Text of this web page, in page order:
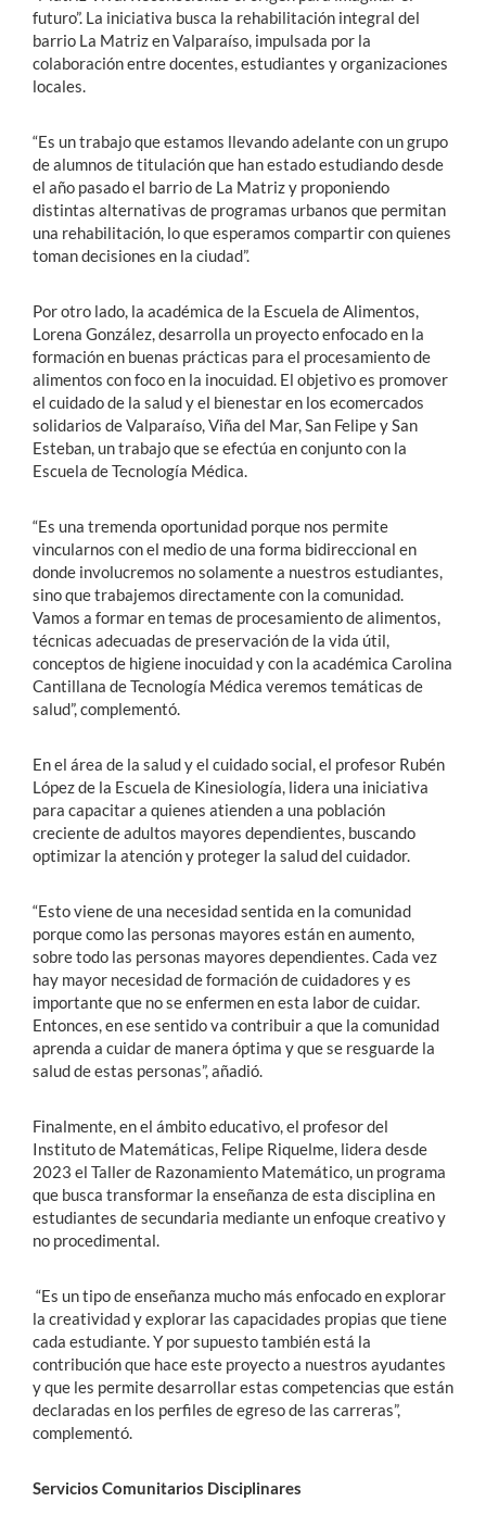
futuro”. La iniciativa busca la rehabilitación integral del
barrio La Matriz en Valparaíso, impulsada por la
colaboración entre docentes, estudiantes y organizaciones
locales.
“Es un trabajo que estamos llevando adelante con un grupo
de alumnos de titulación que han estado estudiando desde
el año pasado el barrio de La Matriz y proponiendo
distintas alternativas de programas urbanos que permitan
una rehabilitación, lo que esperamos compartir con quienes
toman decisiones en la ciudad”.
Por otro lado, la académica de la Escuela de Alimentos,
Lorena González, desarrolla un proyecto enfocado en la
formación en buenas prácticas para el procesamiento de
alimentos con foco en la inocuidad. El objetivo es promover
el cuidado de la salud y el bienestar en los ecomercados
solidarios de Valparaíso, Viña del Mar, San Felipe y San
Esteban, un trabajo que se efectúa en conjunto con la
Escuela de Tecnología Médica.
“Es una tremenda oportunidad porque nos permite
vincularnos con el medio de una forma bidireccional en
donde involucremos no solamente a nuestros estudiantes,
sino que trabajemos directamente con la comunidad.
Vamos a formar en temas de procesamiento de alimentos,
técnicas adecuadas de preservación de la vida útil,
conceptos de higiene inocuidad y con la académica Carolina
Cantillana de Tecnología Médica veremos temáticas de
salud”, complementó.
En el área de la salud y el cuidado social, el profesor Rubén
López de la Escuela de Kinesiología, lidera una iniciativa
para capacitar a quienes atienden a una población
creciente de adultos mayores dependientes, buscando
optimizar la atención y proteger la salud del cuidador.
“Esto viene de una necesidad sentida en la comunidad
porque como las personas mayores están en aumento,
sobre todo las personas mayores dependientes. Cada vez
hay mayor necesidad de formación de cuidadores y es
importante que no se enfermen en esta labor de cuidar.
Entonces, en ese sentido va contribuir a que la comunidad
aprenda a cuidar de manera óptima y que se resguarde la
salud de estas personas”, añadió.
Finalmente, en el ámbito educativo, el profesor del
Instituto de Matemáticas, Felipe Riquelme, lidera desde
2023 el Taller de Razonamiento Matemático, un programa
que busca transformar la enseñanza de esta disciplina en
estudiantes de secundaria mediante un enfoque creativo y
no procedimental.
“Es un tipo de enseñanza mucho más enfocado en explorar
la creatividad y explorar las capacidades propias que tiene
cada estudiante. Y por supuesto también está la
contribución que hace este proyecto a nuestros ayudantes
y que les permite desarrollar estas competencias que están
declaradas en los perfiles de egreso de las carreras”,
complementó.
Servicios Comunitarios Disciplinares